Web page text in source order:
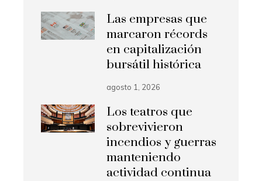
Las empresas que
marcaron récords
en capitalización
bursátil histórica
agosto 1, 2026
Los teatros que
sobrevivieron
incendios y guerras
manteniendo
actividad continua